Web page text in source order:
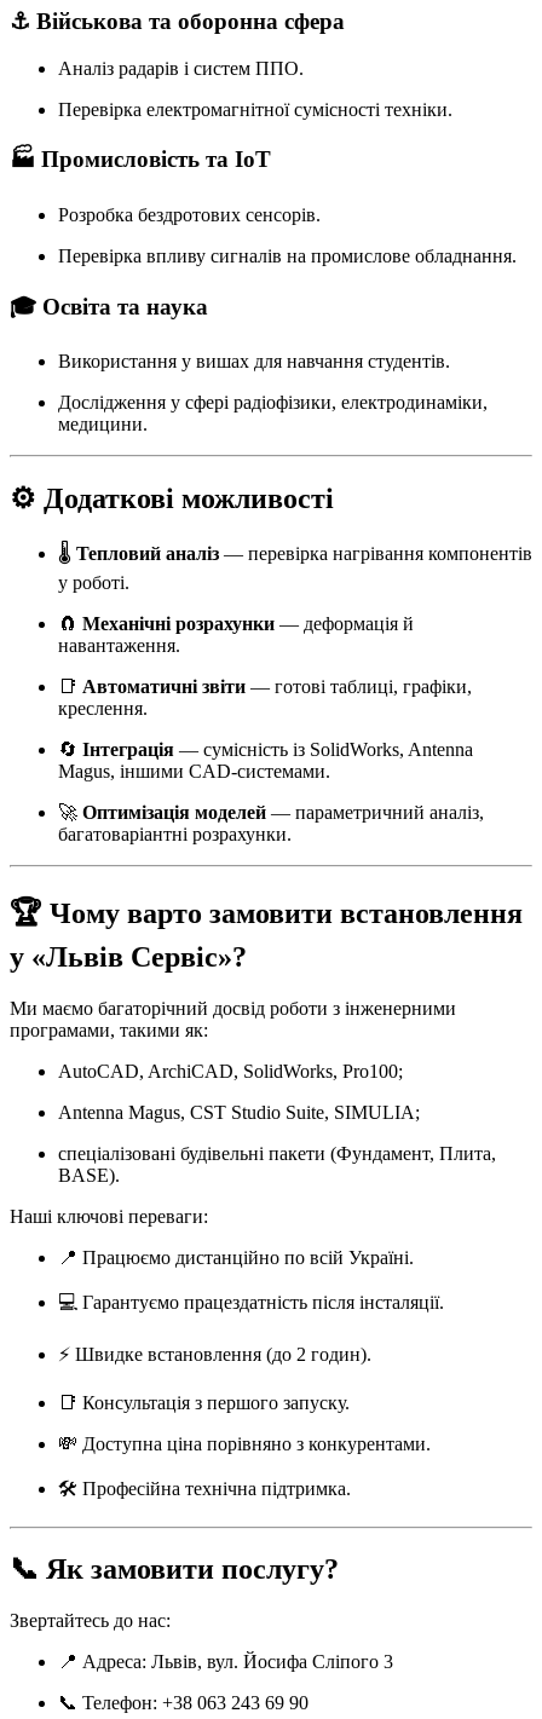
⚓ Військова та оборонна сфера
Аналіз радарів і систем ППО.
Перевірка електромагнітної сумісності техніки.
🏭 Промисловість та IoT
Розробка бездротових сенсорів.
Перевірка впливу сигналів на промислове обладнання.
🎓 Освіта та наука
Використання у вишах для навчання студентів.
Дослідження у сфері радіофізики, електродинаміки,
медицини.
⚙️ Додаткові можливості
🌡️ Тепловий аналіз — перевірка нагрівання компонентів
у роботі.
🧲 Механічні розрахунки — деформація й
навантаження.
📑 Автоматичні звіти — готові таблиці, графіки,
креслення.
🔄 Інтеграція — сумісність із SolidWorks, Antenna
Magus, іншими CAD-системами.
🚀 Оптимізація моделей — параметричний аналіз,
багатоваріантні розрахунки.
🏆 Чому варто замовити встановлення
у «Львів Сервіс»?
Ми маємо багаторічний досвід роботи з інженерними
програмами, такими як:
AutoCAD, ArchiCAD, SolidWorks, Pro100;
Antenna Magus, CST Studio Suite, SIMULIA;
спеціалізовані будівельні пакети (Фундамент, Плита,
BASE).
Наші ключові переваги:
📍 Працюємо дистанційно по всій Україні.
💻 Гарантуємо працездатність після інсталяції.
⚡ Швидке встановлення (до 2 годин).
📑 Консультація з першого запуску.
💸 Доступна ціна порівняно з конкурентами.
🛠️ Професійна технічна підтримка.
📞 Як замовити послугу?
Звертайтесь до нас:
📍 Адреса: Львів, вул. Йосифа Сліпого 3
📞 Телефон: +38 063 243 69 90